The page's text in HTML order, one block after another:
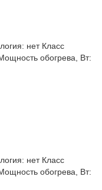
нетКласс
обогрева, Вт:
нетКласс
обогрева, Вт: